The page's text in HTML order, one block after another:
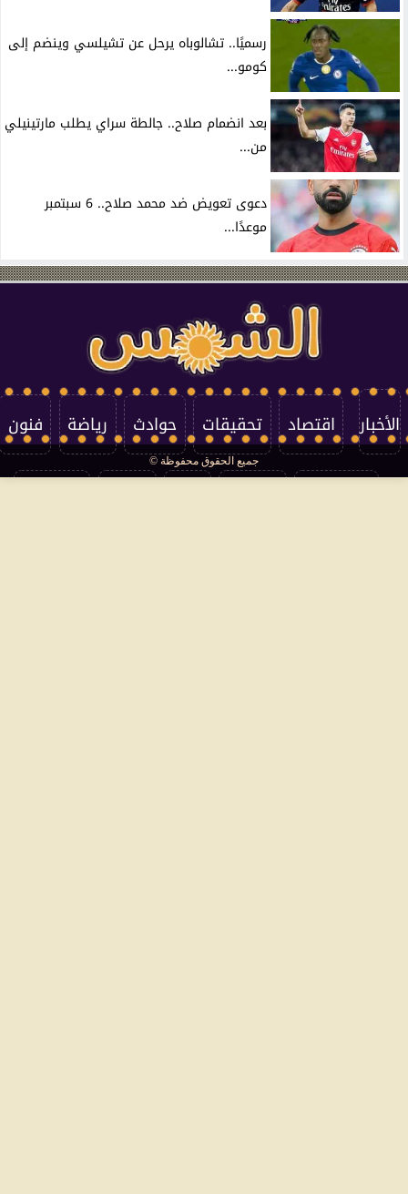
رسميًا.. تشالوباه يرحل عن تشيلسي وينضم إلى
كومو...
بعد انضمام صلاح.. جالطة سراي يطلب مارتينيلي
من...
دعوى تعويض ضد محمد صلاح.. 6 سبتمبر
موعدًا...
الأخبار اقتصاد تحقيقات حوادث رياضة فنون
جميع الحقوق محفوظة ©